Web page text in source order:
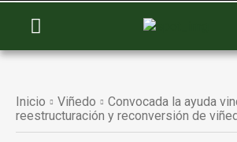
Inicio Viñedo
Convocada la ayuda
reestructuración y reconversión de